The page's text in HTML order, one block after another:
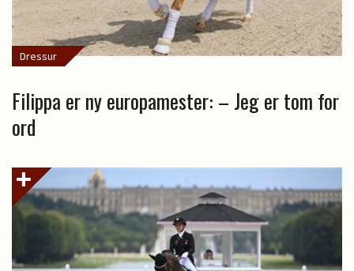
Dressur
Filippa er ny europamester: – Jeg er tom for
ord